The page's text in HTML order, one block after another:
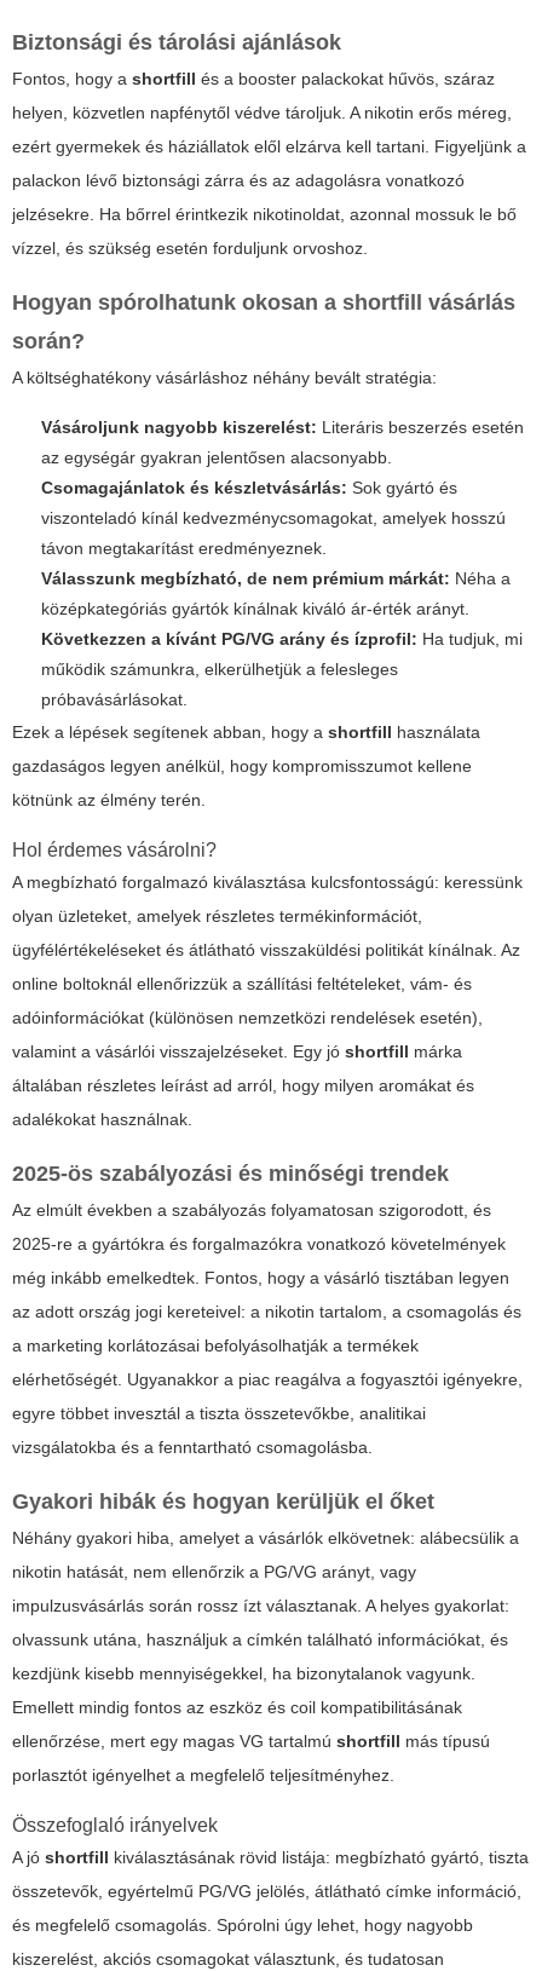
Biztonsági és tárolási ajánlások
Fontos, hogy a shortfill és a booster palackokat hűvös, száraz
helyen, közvetlen napfénytől védve tároljuk. A nikotin erős méreg,
ezért gyermekek és háziállatok elől elzárva kell tartani. Figyeljünk a
palackon lévő biztonsági zárra és az adagolásra vonatkozó
jelzésekre. Ha bőrrel érintkezik nikotinoldat, azonnal mossuk le bő
vízzel, és szükség esetén forduljunk orvoshoz.
Hogyan spórolhatunk okosan a shortfill
vásárlás
során?
A költséghatékony vásárláshoz néhány bevált stratégia:
Vásároljunk nagyobb kiszerelést: Literáris beszerzés esetén
az egységár gyakran jelentősen alacsonyabb.
Csomagajánlatok és készletvásárlás: Sok gyártó és
viszonteladó kínál kedvezménycsomagokat, amelyek hosszú
távon megtakarítást eredményeznek.
Válasszunk megbízható, de nem prémium márkát: Néha a
középkategóriás gyártók kínálnak kiváló ár-érték arányt.
Következzen a kívánt PG/VG arány és ízprofil: Ha tudjuk, mi
működik számunkra, elkerülhetjük a felesleges
próbavásárlásokat.
Ezek a lépések segítenek abban, hogy a shortfill használata
gazdaságos legyen anélkül, hogy kompromisszumot kellene
kötnünk az élmény terén.
Hol érdemes vásárolni?
A megbízható forgalmazó kiválasztása kulcsfontosságú: keressünk
olyan üzleteket, amelyek részletes termékinformációt,
ügyfélértékeléseket és átlátható visszaküldési politikát kínálnak. Az
online boltoknál ellenőrizzük a szállítási feltételeket, vám- és
adóinformációkat (különösen nemzetközi rendelések esetén),
valamint a vásárlói visszajelzéseket. Egy jó shortfill márka
általában részletes leírást ad arról, hogy milyen aromákat és
adalékokat használnak.
2025-ös szabályozási és minőségi trendek
Az elmúlt években a szabályozás folyamatosan szigorodott, és
2025-re a gyártókra és forgalmazókra vonatkozó követelmények
még inkább emelkedtek. Fontos, hogy a vásárló tisztában legyen
az adott ország jogi kereteivel: a nikotin tartalom, a csomagolás és
a marketing korlátozásai befolyásolhatják a termékek
elérhetőségét. Ugyanakkor a piac reagálva a fogyasztói igényekre,
egyre többet invesztál a tiszta összetevőkbe, analitikai
vizsgálatokba és a fenntartható csomagolásba.
Gyakori hibák és hogyan kerüljük el őket
Néhány gyakori hiba, amelyet a vásárlók elkövetnek: alábecsülik a
nikotin hatását, nem ellenőrzik a PG/VG arányt, vagy
impulzusvásárlás során rossz ízt választanak. A helyes gyakorlat:
olvassunk utána, használjuk a címkén található információkat, és
kezdjünk kisebb mennyiségekkel, ha bizonytalanok vagyunk.
Emellett mindig fontos az eszköz és coil kompatibilitásának
ellenőrzése, mert egy magas VG tartalmú shortfill más típusú
porlasztót igényelhet a megfelelő teljesítményhez.
Összefoglaló irányelvek
A jó shortfill kiválasztásának rövid listája: megbízható gyártó, tiszta
összetevők, egyértelmű PG/VG jelölés, átlátható címke információ,
és megfelelő csomagolás. Spórolni úgy lehet, hogy nagyobb
kiszerelést, akciós csomagokat választunk, és tudatosan